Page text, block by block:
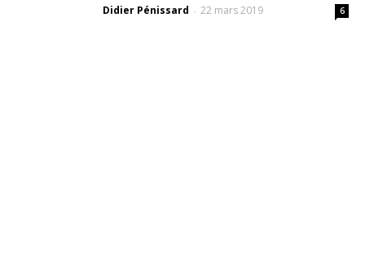
Didier Pénissard - 22 mars 2019 6